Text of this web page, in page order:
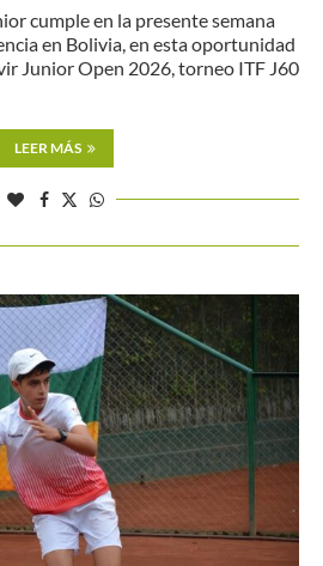
cumple en la presente semana
en Bolivia, en esta oportunidad
Junior Open 2026, torneo ITF J60
LEER MÁS